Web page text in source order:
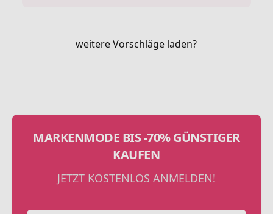
weitere Vorschläge laden?
MARKENMODE BIS -70% GÜNSTIGER
KAUFEN
JETZT KOSTENLOS ANMELDEN!